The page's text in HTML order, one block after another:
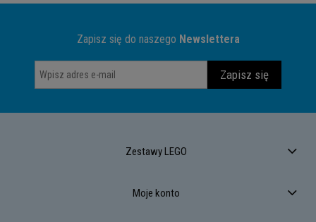
Zapisz się do naszego Newslettera
Zapisz się
Zestawy LEGO
Moje konto